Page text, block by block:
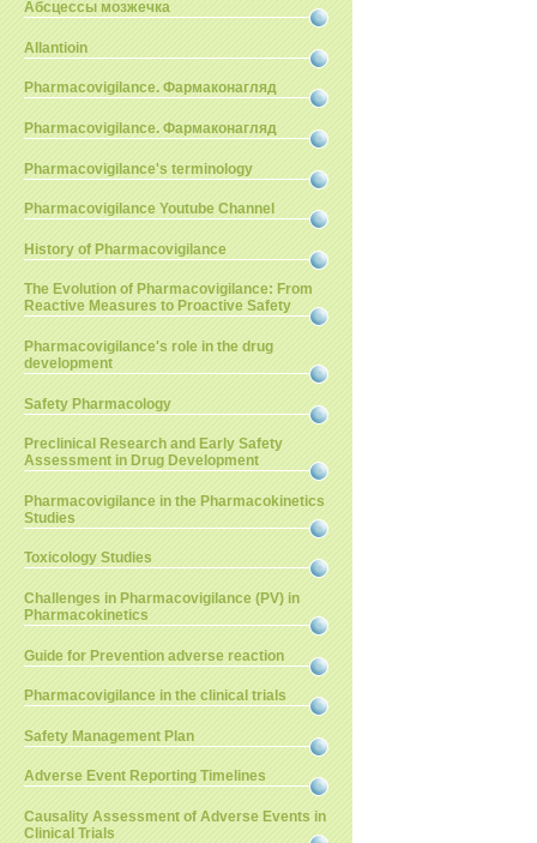
Абсцессы мозжечка
Allantioin
Pharmacovigilance. Фармаконагляд
Pharmacovigilance. Фармаконагляд
Pharmacovigilance's terminology
Pharmacovigilance Youtube Channel
History of Pharmacovigilance
The Evolution of Pharmacovigilance: From
Reactive Measures to Proactive Safety
Pharmacovigilance's role in the drug
development
Safety Pharmacology
Preclinical Research and Early Safety
Assessment in Drug Development
Pharmacovigilance in the Pharmacokinetics
Studies
Toxicology Studies
Challenges in Pharmacovigilance (PV) in
Pharmacokinetics
Guide for Prevention adverse reaction
Pharmacovigilance in the clinical trials
Safety Management Plan
Adverse Event Reporting Timelines
Causality Assessment of Adverse Events in
Clinical Trials